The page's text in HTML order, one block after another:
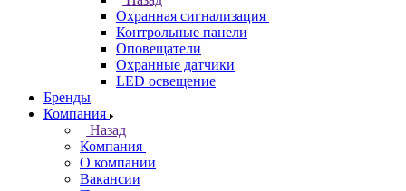
Охранная сигнализация
Контрольные панели
Оповещатели
Охранные датчики
LED освещение
Бренды
Компания
Назад
Компания
О компании
Вакансии